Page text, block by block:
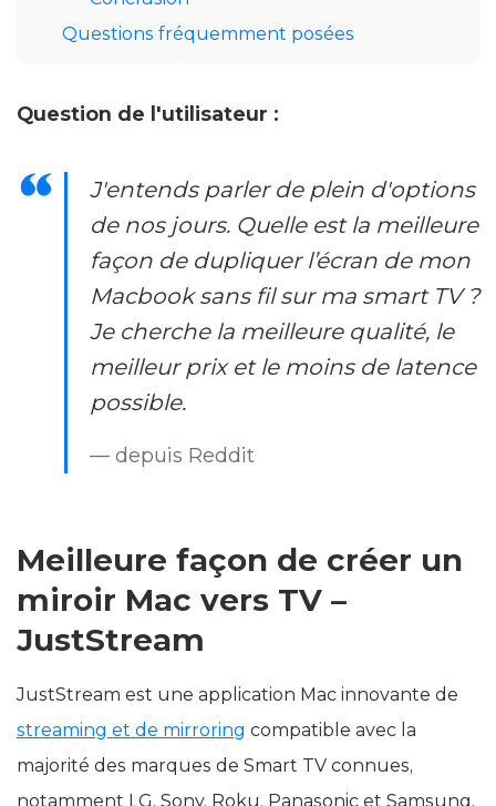
Questions fréquemment posées
Question de l'utilisateur :
J'entends parler de plein d'options
de nos jours. Quelle est la meilleure
façon de dupliquer l’écran de mon
Macbook sans fil sur ma smart TV ?
Je cherche la meilleure qualité, le
meilleur prix et le moins de latence
possible.
— depuis Reddit
Meilleure façon de créer un
miroir Mac vers TV –
JustStream
JustStream est une application Mac innovante de
streaming et de mirroring compatible avec la
majorité des marques de Smart TV connues,
notamment LG, Sony, Roku, Panasonic et Samsung,